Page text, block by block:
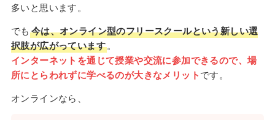
多いと思います。
でも 今は、オンライン型のフリースクールという新しい選
択肢が広がっています。
インターネットを通じて授業や交流に参加できるので、場
所にとらわれずに学べるのが大きなメリット です。
オンラインなら、